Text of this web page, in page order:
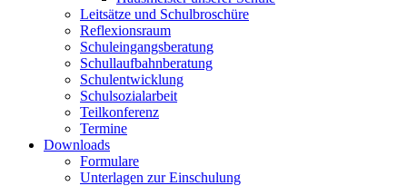
Leitsätze und Schulbroschüre
Reflexionsraum
Schuleingangsberatung
Schullaufbahnberatung
Schulentwicklung
Schulsozialarbeit
Teilkonferenz
Termine
Downloads
Formulare
Unterlagen zur Einschulung